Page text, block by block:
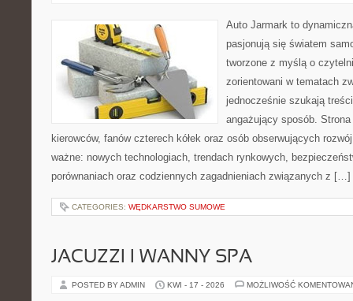
Auto Jarmark to
pasjonują się światem
tworzone z myślą o
zorientowani w tematach
jednocześnie szukają
angażujący sposób.
kierowców, fanów czterech kółek oraz osób obserwujących
ważne: nowych technologiach, trendach rynkowych,
porównaniach oraz codziennych zagadnieniach związanych z […]
CATEGORIES: WĘDKARSTWO SUMOWE
JACUZZI I WANNY SPA
POSTED BY ADMIN KWI - 17 - 2026 MOŻLIWOŚĆ